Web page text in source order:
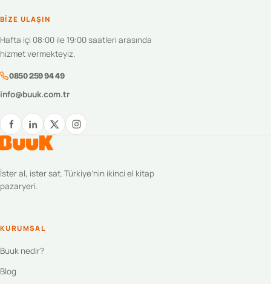
BIZE ULAŞIN
Hafta içi 08:00 ile 19:00 saatleri arasında
hizmet vermekteyiz.
0850 259 94 49
info@buuk.com.tr
İster al, ister sat. Türkiye’nin ikinci el kitap
pazaryeri.
KURUMSAL
Buuk nedir?
Blog